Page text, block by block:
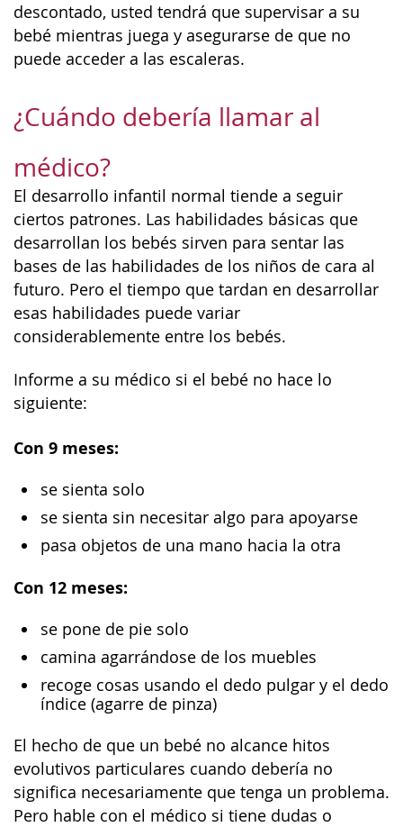
descontado, usted tendrá que supervisar a su
bebé mientras juega y asegurarse de que no
puede acceder a las escaleras.
¿Cuándo debería llamar al
médico?
El desarrollo infantil normal tiende a seguir
ciertos patrones. Las habilidades básicas que
desarrollan los bebés sirven para sentar las
bases de las habilidades de los niños de cara al
futuro. Pero el tiempo que tardan en desarrollar
esas habilidades puede variar
considerablemente entre los bebés.
Informe a su médico si el bebé no hace lo
siguiente:
Con 9 meses:
se sienta solo
se sienta sin necesitar algo para apoyarse
pasa objetos de una mano hacia la otra
Con 12 meses:
se pone de pie solo
camina agarrándose de los muebles
recoge cosas usando el dedo pulgar y el dedo
índice (agarre de pinza)
El hecho de que un bebé no alcance hitos
evolutivos particulares cuando debería no
significa necesariamente que tenga un problema.
Pero hable con el médico si tiene dudas o